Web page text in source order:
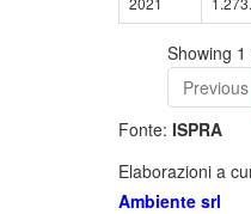
Showing
Previous
Fonte: ISPRA
Elaborazioni a
Ambiente srl